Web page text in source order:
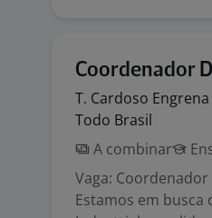
Coordenador
T. Cardoso
Todo Brasil
A combinar
Vaga:
Estamos em busca